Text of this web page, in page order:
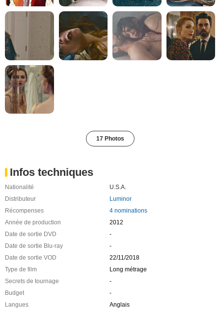
17 Photos
Infos techniques
Nationalité
U.S.A.
Distributeur
Luminor
Récompenses
4 nominations
Année de production
2012
Date de sortie DVD
-
Date de sortie Blu-ray
-
Date de sortie VOD
22/11/2018
Type de film
Long métrage
Secrets de tournage
-
Budget
-
Langues
Anglais